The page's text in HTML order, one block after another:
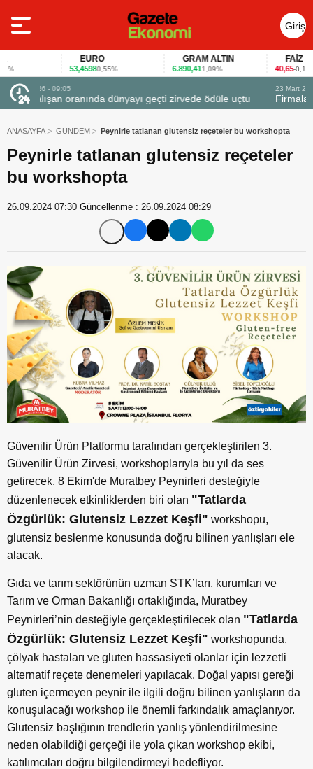
Giriş
Yap
EURO
53,45980,55%
GRAM ALTIN
6.890,411,09%
FAİZ
40,65-0,12%
uçtu
23 Mart 2026 - 07:12
Firmalar gıda fuarlarını bu anket ile değerlendirdi
ANASAYFA GÜNDEM Peynirle tatlanan glutensiz reçeteler bu workshopta
Peynirle tatlanan glutensiz reçeteler
bu workshopta
26.09.2024 07:30 Güncellenme : 26.09.2024 08:29
Güvenilir Ürün Platformu tarafından gerçekleştirilen 3.
Güvenilir Ürün Zirvesi, workshoplarıyla bu yıl da ses
getirecek. 8 Ekim'de Muratbey Peynirleri desteğiyle
düzenlenecek etkinliklerden biri olan "Tatlarda
Özgürlük: Glutensiz Lezzet Keşfi" workshopu,
glutensiz beslenme konusunda doğru bilinen yanlışları ele
alacak.
Gıda ve tarım sektörünün uzman STK’ları, kurumları ve
Tarım ve Orman Bakanlığı ortaklığında, Muratbey
Peynirleri’nin desteğiyle gerçekleştirilecek olan "Tatlarda
Özgürlük: Glutensiz Lezzet Keşfi" workshopunda,
çölyak hastaları ve gluten hassasiyeti olanlar için lezzetli
alternatif reçete denemeleri yapılacak. Doğal yapısı gereği
gluten içermeyen peynir ile ilgili doğru bilinen yanlışların da
konuşulacağı workshop ile önemli farkındalık amaçlanıyor.
Glutensiz başlığının trendlerin yanlış yönlendirilmesine
neden olabildiği gerçeği ile yola çıkan workshop ekibi,
katılımcıları doğru bilgilendirmeyi hedefliyor.